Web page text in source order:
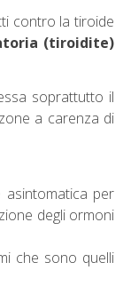
contro la tiroide
(tiroidite)
soprattutto il
a carenza di
per
degli ormoni
che sono quelli